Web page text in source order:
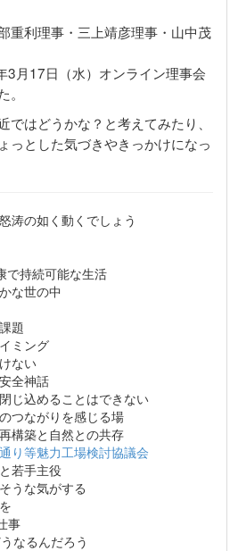
重利理事・三上靖彦理事・山中茂
3月17日（水）オンライン理事会
ではどうかな？と考えてみたり、
っとした気づきやきっかけになっ
涛の如く動くでしょう
で持続可能な生活
な世の中
題
ミング
ない
全神話
じ込めることはできない
つながりを感じる場
構築と自然との共存
り等魅力工場検討協議会
若手主役
うな気がする
事
なるんだろう